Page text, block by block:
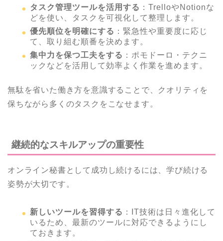
タスク管理ツールを活用する ：TrelloやNotionな
どを使い、タスクを可視化して整理します。
優先順位を明確にする ：緊急性や重要度に応じ
て、取り組む順番を決めます。
集中力を保つ工夫をする ：ポモドーロ・テクニ
ックなどを活用して効率よく作業を進めます。
無駄を省いた働き方を意識することで、クオリティを
保ちながら多くのタスクをこなせます。
継続的なスキルアップの重要性
オンライン秘書として成功し続けるには、学び続ける
姿勢が大切です。
新しいツールを習得する ：IT技術は日々進化して
いるため、最新のツールに対応できるようにし
ておきます。